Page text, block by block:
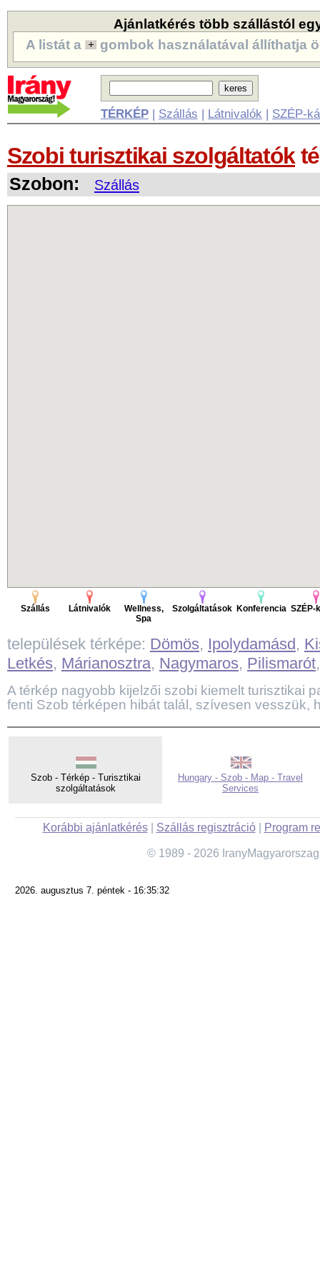
Ajánlatkérés több szállástól
A listát a
gombok használatával állíthatja
TÉRKÉP| Szállás | Látnivalók | SZÉP-
Szobi turisztikai szolgáltatók
Szobon: Szállás
Szállás Látnivalók
Wellness,
Spa
Szolgáltatások Konferencia SZÉP-
települések térképe: Dömös, Ipolydamásd,
Letkés, Márianosztra, Nagymaros, Pilismarót
A térkép nagyobb kijelzői szobi kiemelt turisztikai
fenti Szob térképen hibát talál, szívesen vesszük,
Szob - Térkép - Turisztikai
szolgáltatások
Hungary - Szob - Map - Travel
Services
Korábbi ajánlatkérés| Szállás regisztráció| Program
© 1989 - 2026
2026. augusztus 7. péntek - 16:35:32